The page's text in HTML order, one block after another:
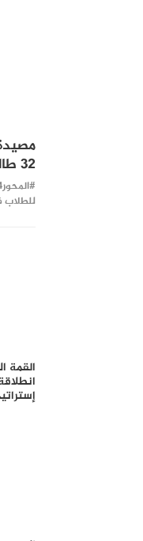
32 طالباً في فخ الذكاء الاصطناعي؟
للطلاب